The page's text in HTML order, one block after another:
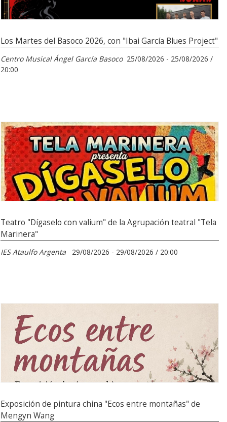
Los Martes del Basoco 2026, con "Ibai García Blues Project"
Centro Musical Ángel García Basoco 25/08/2026 - 25/08/2026 /
20:00
Teatro "Dígaselo con valium" de la Agrupación teatral "Tela
Marinera"
IES Ataulfo Argenta 29/08/2026 - 29/08/2026 / 20:00
Exposición de pintura china "Ecos entre montañas" de
Mengyn Wang